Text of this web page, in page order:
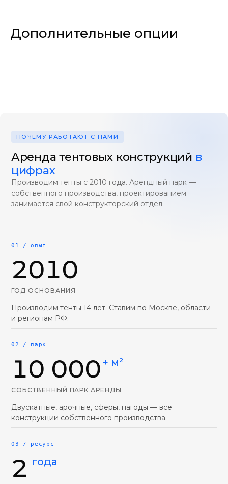
Дополнительные опции
ПОЧЕМУ РАБОТАЮТ С НАМИ
Аренда тентовых конструкций в
цифрах
Производим тенты с 2010 года. Арендный парк —
собственного производства, проектированием
занимается свой конструкторский отдел.
01 / опыт
2010
ГОД ОСНОВАНИЯ
Производим тенты 14 лет. Ставим по Москве, области
и регионам РФ.
02 / парк
10 000 + м²
СОБСТВЕННЫЙ ПАРК АРЕНДЫ
Двускатные, арочные, сферы, пагоды — все
конструкции собственного производства.
03 / ресурс
2 года